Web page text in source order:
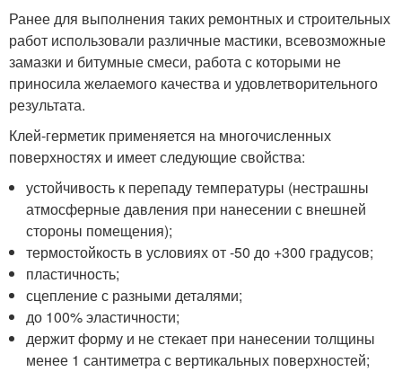
Ранее для выполнения таких ремонтных и строительных
работ использовали различные мастики, всевозможные
замазки и битумные смеси, работа с которыми не
приносила желаемого качества и удовлетворительного
результата.
Клей-герметик применяется на многочисленных
поверхностях и имеет следующие свойства:
устойчивость к перепаду температуры (нестрашны
атмосферные давления при нанесении с внешней
стороны помещения);
термостойкость в условиях от -50 до +300 градусов;
пластичность;
сцепление с разными деталями;
до 100% эластичности;
держит форму и не стекает при нанесении толщины
менее 1 сантиметра с вертикальных поверхностей;